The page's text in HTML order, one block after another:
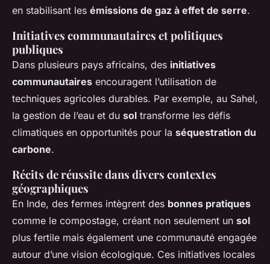
en stabilisant les émissions de gaz à effet de serre.
Initiatives communautaires et politiques
publiques
Dans plusieurs pays africains, des initiatives
communautaires encouragent l’utilisation de
techniques agricoles durables. Par exemple, au Sahel,
la gestion de l’eau et du sol transforme les défis
climatiques en opportunités pour la séquestration du
carbone.
Récits de réussite dans divers contextes
géographiques
En Inde, des fermes intègrent des bonnes pratiques
comme le compostage, créant non seulement un sol
plus fertile mais également une communauté engagée
autour d’une vision écologique. Ces initiatives locales